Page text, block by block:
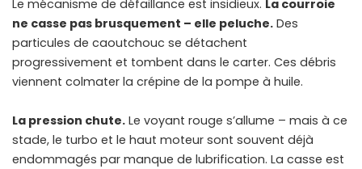
Le mécanisme de défaillance est insidieux. La courroie
ne casse pas brusquement – elle peluche. Des
particules de caoutchouc se détachent
progressivement et tombent dans le carter. Ces débris
viennent colmater la crépine de la pompe à huile.
La pression chute. Le voyant rouge s’allume – mais à ce
stade, le turbo et le haut moteur sont souvent déjà
endommagés par manque de lubrification. La casse est